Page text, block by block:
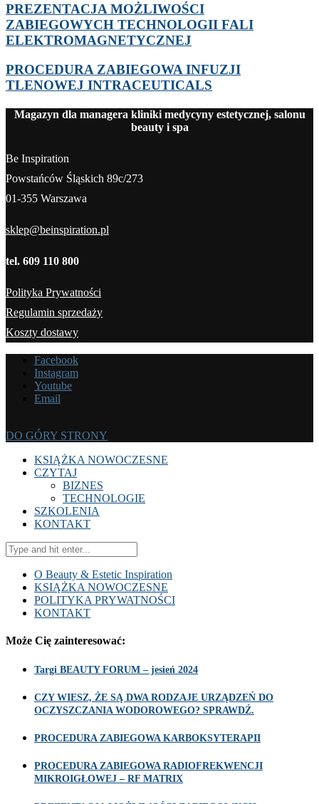
PREZENTACJA MOŻLIWOŚCI
ZABIEGOWYCH TECHNOLOGII FALI
ELEKTROMAGNETYCZNEJ
PROCEDURA ZABIEGOWA INFUZJI
TLENOWEJ INTRACEUTICALS
Magazyn dla managera kliniki medycyny estetycznej, salonu
beauty i spa
Be Inspiration
Powstańców Śląskich 89c/273
01-355 Warszawa
sklep@beinspiration.pl
tel. 609 110 800
Polityka Prywatności
Regulamin sprzedaży
Koszty dostawy
Facebook
Instagram
Youtube
Email
DO GÓRY STRONY
KSIĄŻKA NOWOCZESNE
CZYTAJ
BIZNES
TECHNOLOGIE
SZKOLENIA
KONTAKT
O Beauty & Estetic Inspiration
KSIĄŻKA NOWOCZESNE
POLITYKA PRYWATNOŚCI
KONTAKT
Może Cię zainteresować:
Targi BEAUTY FORUM – jesień 2024
CZY WIESZ, ŻE SĄ DWA RODZAJE URZĄDZEŃ DO
OCZYSZCZANIA WODOROWEGO? SPRAWDŹ.
PROCEDURA ZABIEGOWA KARBOKSYTERAPII
PROCEDURA ZABIEGOWA RADIOFREKWENCJI
MIKROIGŁOWEJ – RF MATRIX